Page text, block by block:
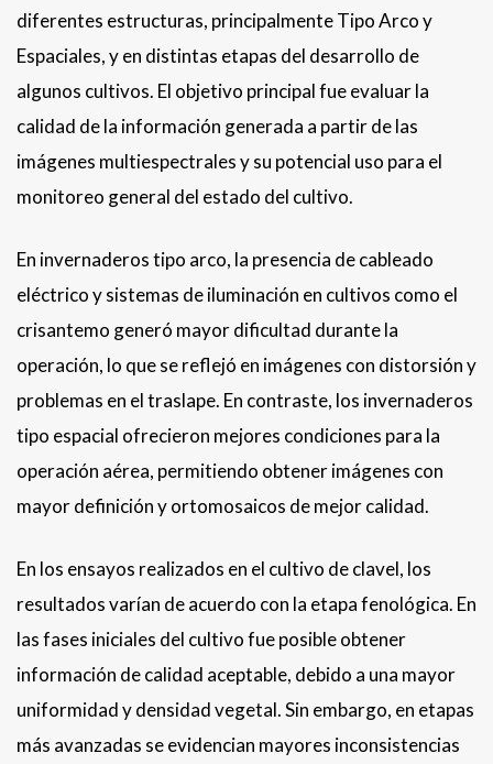
diferentes estructuras, principalmente Tipo Arco y
Espaciales, y en distintas etapas del desarrollo de
algunos cultivos. El objetivo principal fue evaluar la
calidad de la información generada a partir de las
imágenes multiespectrales y su potencial uso para el
monitoreo general del estado del cultivo.
En invernaderos tipo arco, la presencia de cableado
eléctrico y sistemas de iluminación en cultivos como el
crisantemo generó mayor dificultad durante la
operación, lo que se reflejó en imágenes con distorsión y
problemas en el traslape. En contraste, los invernaderos
tipo espacial ofrecieron mejores condiciones para la
operación aérea, permitiendo obtener imágenes con
mayor definición y ortomosaicos de mejor calidad.
En los ensayos realizados en el cultivo de clavel, los
resultados varían de acuerdo con la etapa fenológica. En
las fases iniciales del cultivo fue posible obtener
información de calidad aceptable, debido a una mayor
uniformidad y densidad vegetal. Sin embargo, en etapas
más avanzadas se evidencian mayores inconsistencias